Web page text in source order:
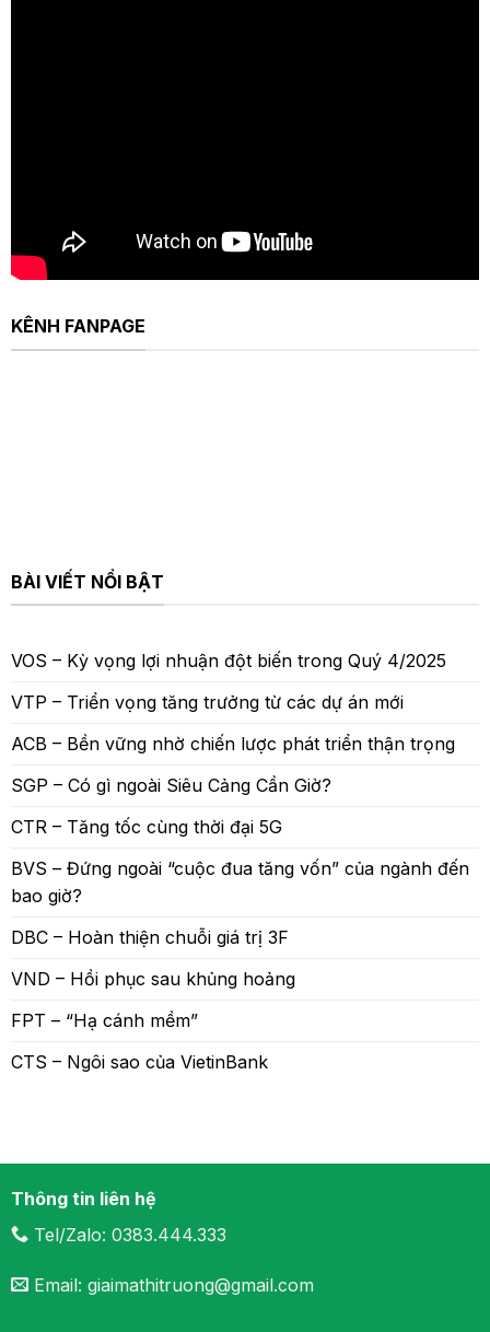
KÊNH FANPAGE
BÀI VIẾT NỔI BẬT
VOS – Kỳ vọng lợi nhuận đột biến trong Quý 4/2025
VTP – Triển vọng tăng trưởng từ các dự án mới
ACB – Bền vững nhờ chiến lược phát triển thận trọng
SGP – Có gì ngoài Siêu Cảng Cần Giờ?
CTR – Tăng tốc cùng thời đại 5G
BVS – Đứng ngoài “cuộc đua tăng vốn” của ngành đến
bao giờ?
DBC – Hoàn thiện chuỗi giá trị 3F
VND – Hồi phục sau khủng hoảng
FPT – “Hạ cánh mềm”
CTS – Ngôi sao của VietinBank
Thông tin liên hệ
Tel/Zalo: 0383.444.333
Email: giaimathitruong@gmail.com